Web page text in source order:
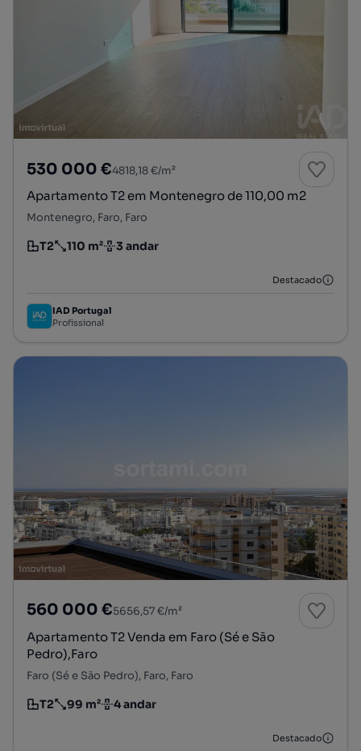
530 000 €4818,18 €/m²
Apartamento T2 em Montenegro de 110,00 m2
Montenegro, Faro, Faro
Tipologia
T2
Preço por metro quadrado
110 m²
Andar 3 andar
Destacado
IAD Portugal
Profissional
560 000 €5656,57 €/m²
Apartamento T2 Venda em Faro (Sé e São
Pedro),Faro
Faro (Sé e São Pedro), Faro, Faro
Tipologia
T2
Preço por metro quadrado
99 m²
Andar 4 andar
Destacado